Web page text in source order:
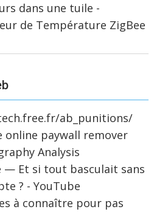
dans une tuile -
de Température ZigBee
ab_punitions/
online paywall remover
Analysis
— Et si tout basculait sans
? - YouTube
à connaître pour pas